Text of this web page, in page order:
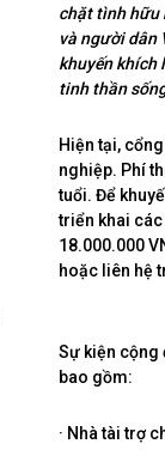
chặt tình hữu
và người dân
khuyến khích
tinh thần
Hiện tại,
nghiệp. Phí
tuổi. Để
triển khai
18.000.000
hoặc liên hệ
Sự kiện cộng
bao gồm:
· Nhà tài trợ